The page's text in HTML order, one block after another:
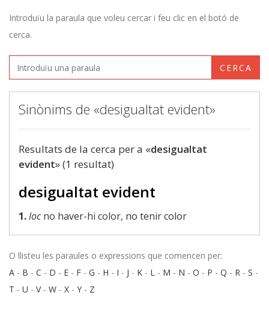
Introduïu la paraula que voleu cercar i feu clic en el botó de
cerca.
CERCA
Sinònims de «desigualtat evident»
Resultats de la cerca per a «desigualtat
evident» (1 resultat)
desigualtat evident
1.locno haver-hi color, no tenir color
O llisteu les paraules o expressions que comencen per:
A - B - C - D - E - F - G - H - I - J - K - L - M - N - O - P - Q - R - S -
T - U - V- W - X - Y - Z